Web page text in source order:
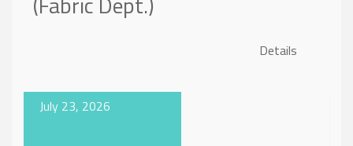
Details
July 23, 2026